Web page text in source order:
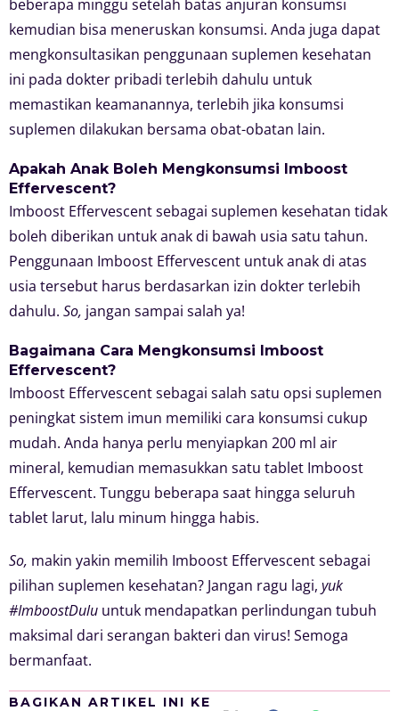
beberapa minggu setelah batas anjuran konsumsi
kemudian bisa meneruskan konsumsi. Anda juga dapat
mengkonsultasikan penggunaan suplemen kesehatan
ini pada dokter pribadi terlebih dahulu untuk
memastikan keamanannya, terlebih jika konsumsi
suplemen dilakukan bersama obat-obatan lain.
Apakah Anak Boleh Mengkonsumsi Imboost
Effervescent?
Imboost Effervescent sebagai suplemen kesehatan tidak
boleh diberikan untuk anak di bawah usia satu tahun.
Penggunaan Imboost Effervescent untuk anak di atas
usia tersebut harus berdasarkan izin dokter terlebih
dahulu. So, jangan sampai salah ya!
Bagaimana Cara Mengkonsumsi Imboost
Effervescent?
Imboost Effervescent sebagai salah satu opsi suplemen
peningkat sistem imun memiliki cara konsumsi cukup
mudah. Anda hanya perlu menyiapkan 200 ml air
mineral, kemudian memasukkan satu tablet Imboost
Effervescent. Tunggu beberapa saat hingga seluruh
tablet larut, lalu minum hingga habis.
So, makin yakin memilih Imboost Effervescent sebagai
pilihan suplemen kesehatan? Jangan ragu lagi, yuk
#ImboostDulu untuk mendapatkan perlindungan tubuh
maksimal dari serangan bakteri dan virus! Semoga
bermanfaat.
BAGIKAN ARTIKEL INI KE